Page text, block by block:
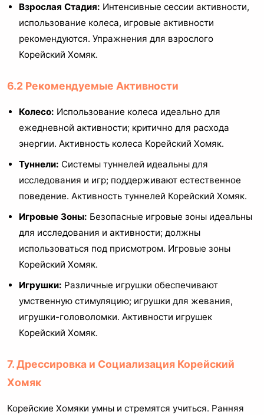
Взрослая Стадия: Интенсивные сессии активности,
использование колеса, игровые активности
рекомендуются. Упражнения для взрослого
Корейский Хомяк.
6.2 Рекомендуемые Активности
Колесо: Использование колеса идеально для
ежедневной активности; критично для расхода
энергии. Активность колеса Корейский Хомяк.
Туннели: Системы туннелей идеальны для
исследования и игр; поддерживают естественное
поведение. Активность туннелей Корейский Хомяк.
Игровые Зоны: Безопасные игровые зоны идеальны
для исследования и активности; должны
использоваться под присмотром. Игровые зоны
Корейский Хомяк.
Игрушки: Различные игрушки обеспечивают
умственную стимуляцию; игрушки для жевания,
игрушки-головоломки. Активности игрушек
Корейский Хомяк.
7. Дрессировка и Социализация Корейский
Хомяк
Корейские Хомяки умны и стремятся учиться. Ранняя